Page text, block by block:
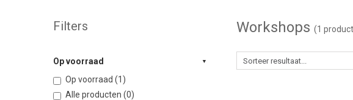
Filters
Op voorraad
Op voorraad (1)
Alle producten (0)
Workshops (1